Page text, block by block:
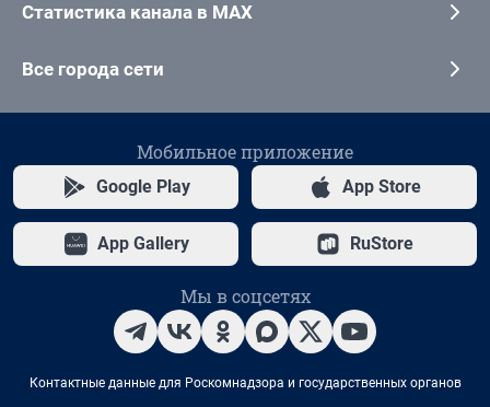
Статистика канала в MAX
Все города сети
Мобильное приложение
Google Play App Store
App Gallery RuStore
Мы в соцсетях
Контактные данные для Роскомнадзора и государственных органов